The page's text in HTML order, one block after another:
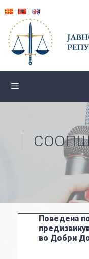
content
Поведена
во Добри